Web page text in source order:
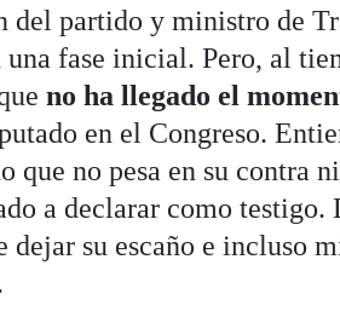
del partido y ministro de
una fase inicial. Pero, al
no ha llegado el
en el Congreso.
que no pesa en su contra
a declarar como testigo.
dejar su escaño e incluso